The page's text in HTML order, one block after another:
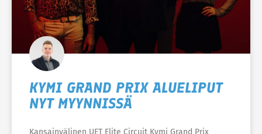
KYMI GRAND PRIX ALUELIPUT
NYT MYYNNISSÄ